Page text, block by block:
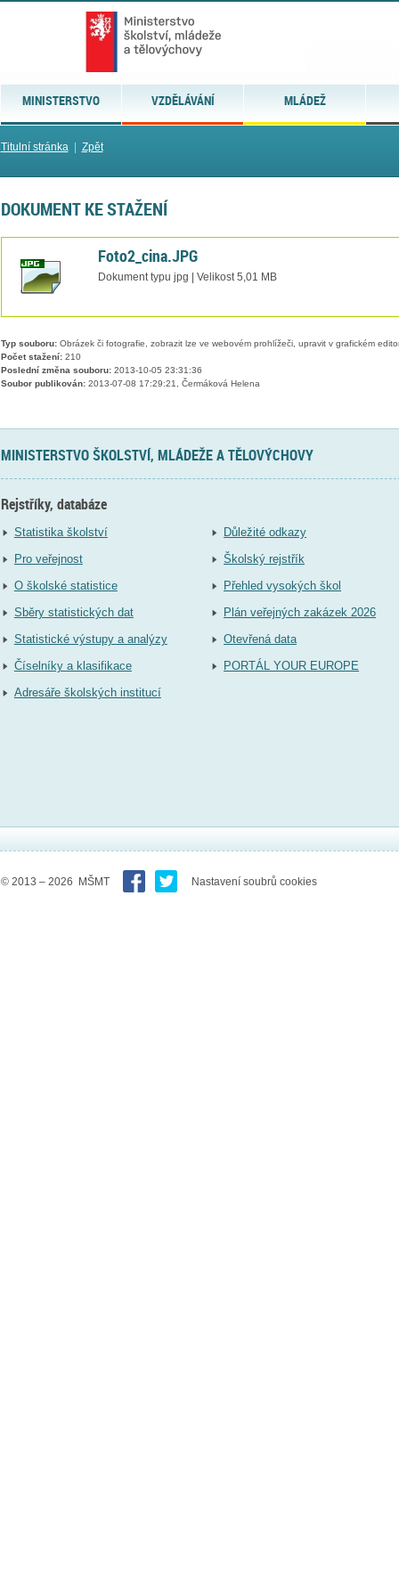
MINISTERSTVO VZDĚLÁVÁNÍ MLÁDEŽ
Titulní stránka| Zpět
DOKUMENT KE STAŽENÍ
Foto2_cina.JPG
Dokument typu jpg | Velikost 5,01 MB
Typ souboru:Obrázek či fotografie, zobrazit lze ve webovém prohlížeči, upravit v grafickém
Počet stažení:210
Poslední změna souboru:2013-10-05 23:31:36
Soubor publikován:2013-07-08 17:29:21, Čermáková Helena
MINISTERSTVO ŠKOLSTVÍ, MLÁDEŽE A TĚLOVÝCHOVY
Rejstříky, databáze
Statistika školství
Pro veřejnost
O školské statistice
Sběry statistických dat
Statistické výstupy a analýzy
Číselníky a klasifikace
Adresáře školských institucí
Důležité odkazy
Školský rejstřík
Přehled vysokých škol
Plán veřejných zakázek 2026
Otevřená data
PORTÁL YOUR EUROPE
© 2013 – 2026 MŠMT Nastavení soubrů cookies